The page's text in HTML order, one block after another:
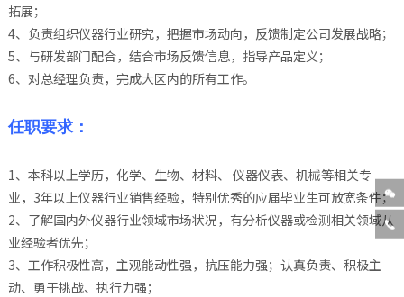
拓展；
4、负责组织仪器行业研究，把握市场动向，反馈制定公司发展战略；
5、与研发部门配合，结合市场反馈信息，指导产品定义；
6、对总经理负责，完成大区内的所有工作。
任职要求：
1、本科以上学历，化学、生物、材料、 仪器仪表、机械等相关专
业，3年以上仪器行业销售经验，特别优秀的应届毕业生可放宽条件；
2、了解国内外仪器行业领域市场状况，有分析仪器或检测相关领域从
业经验者优先；
3、工作积极性高，主观能动性强，抗压能力强；认真负责、积极主
动、勇于挑战、执行力强；

